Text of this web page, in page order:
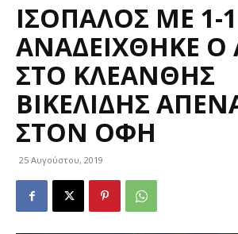
ΙΣΌΠΑΛΟΣ ΜΕ 1-1
ΑΝΑΔΕΊΧΘΗΚΕ Ο
ΣΤΟ ΚΛΕΆΝΘΗΣ
ΒΙΚΕΛΊΔΗΣ
ΣΤΟΝ ΟΦΗ
25 Αυγούστου, 2019